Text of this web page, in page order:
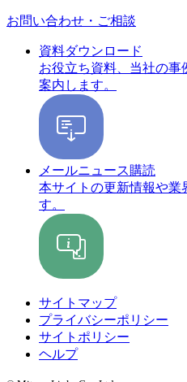
お問い合わせ・ご相談
資料ダウンロード
お役立ち資料、当社の
案内します。
メールニュース購読
本サイトの更新情報や業
す。
サイトマップ
プライバシーポリシー
サイトポリシー
ヘルプ